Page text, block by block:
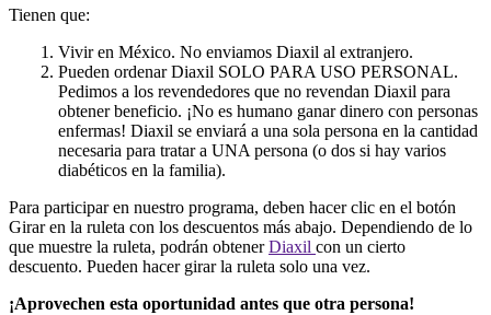
Tienen que:
Vivir en México. No enviamos Diaxil al extranjero.
Pueden ordenar Diaxil SOLO PARA USO PERSONAL.
Pedimos a los revendedores que no revendan Diaxil para
obtener beneficio. ¡No es humano ganar dinero con personas
enfermas! Diaxil se enviará a una sola persona en la cantidad
necesaria para tratar a UNA persona (o dos si hay varios
diabéticos en la familia).
Para participar en nuestro programa, deben hacer clic en el botón
Girar en la ruleta con los descuentos más abajo. Dependiendo de lo
que muestre la ruleta, podrán obtenerDiaxil con un cierto
descuento. Pueden hacer girar la ruleta solo una vez.
¡Aprovechen esta oportunidad antes que otra persona!